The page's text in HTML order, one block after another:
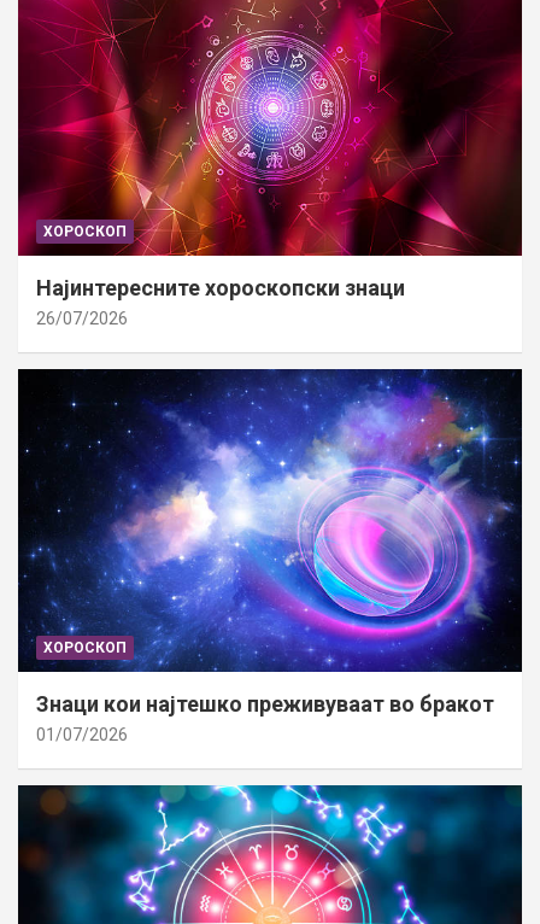
ХОРОСКОП
Најинтересните хороскопски знаци
26/07/2026
ХОРОСКОП
Знаци кои најтешко преживуваат во бракот
01/07/2026